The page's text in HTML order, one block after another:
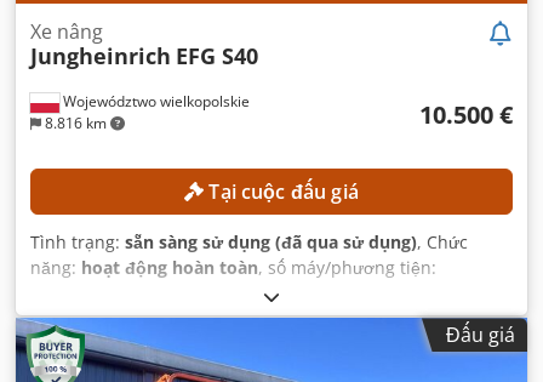
Województwo wielkopolskie
8.816 km
Xe nâng
Jungheinrich EFG S40
10.500 €
Tại cuộc đấu giá
Tình trạng: sẵn sàng sử dụng (đã qua sử dụng), Chức
năng: hoạt động hoàn toàn, số máy/phương tiện:
2017
chiều cao nâng:3.540 mm, loại cột:duplex, chiều cao xây
dựng: 2.520 mm Đấu giá